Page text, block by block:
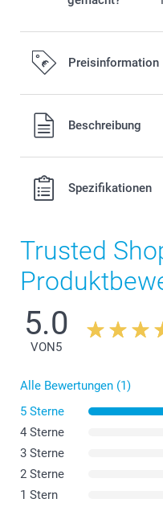
Preisinformation
Alle Preise verstehen sich
Versandkosten.Beschreibung
Spezifikationen
Trusted
5.0
VON5
Alle Bewertungen (1)
5 Sterne
4 Sterne
3 Sterne
2 Sterne
1 Stern